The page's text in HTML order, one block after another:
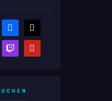
facebook
twitch pinterest